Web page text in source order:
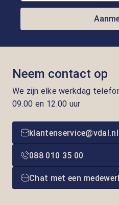
Neem contact op
We zijn elke werkdag
09.00 en 12.00 uur
klantenservice@vdal.nl
088 010 35 00
Chat met een